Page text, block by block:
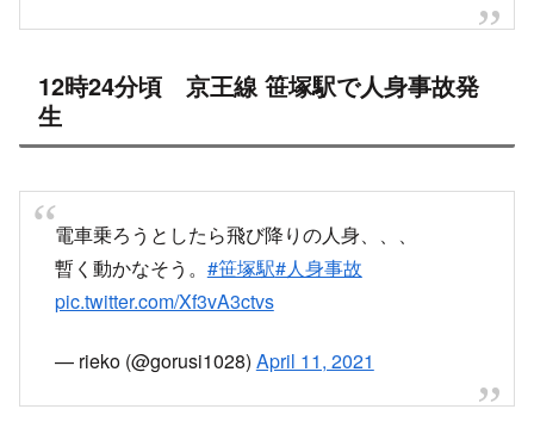
12時24分頃 京王線 笹塚駅で人身事故発
生
電車乗ろうとしたら飛び降りの人身、、、
暫く動かなそう。 #笹塚駅#人身事故
pic.twitter.com/Xf3vA3ctvs
— rieko (@gorusi1028) April 11, 2021